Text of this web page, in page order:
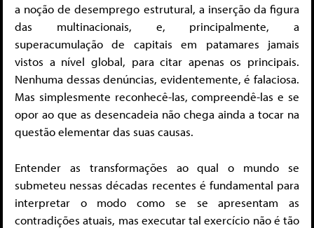
a noção de desemprego estrutural, a inserção da figura
das multinacionais, e, principalmente, a
superacumulação de capitais em patamares jamais
vistos a nível global, para citar apenas os principais.
Nenhuma dessas denúncias, evidentemente, é falaciosa.
Mas simplesmente reconhecê-las, compreendê-las e se
opor ao que as desencadeia não chega ainda a tocar na
questão elementar das suas causas.
Entender as transformações ao qual o mundo se
submeteu nessas décadas recentes é fundamental para
interpretar o modo como se se apresentam as
contradições atuais, mas executar tal exercício não é tão